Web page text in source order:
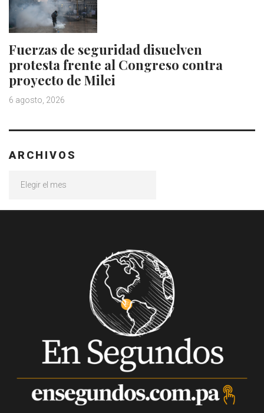
Fuerzas de seguridad disuelven
protesta frente al Congreso contra
proyecto de Milei
6 agosto, 2026
ARCHIVOS